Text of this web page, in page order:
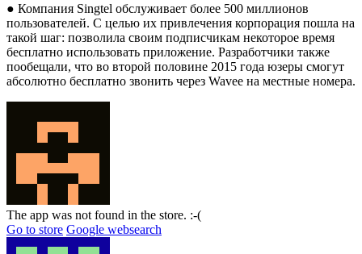
● Компания Singtel обслуживает более 500 миллионов
пользователей. С целью их привлечения корпорация пошла на
такой шаг: позволила своим подписчикам некоторое время
бесплатно использовать приложение. Разработчики также
пообещали, что во второй половине 2015 года юзеры смогут
абсолютно бесплатно звонить через Wavee на местные номера.
The app was not found in the store. :-(
Go to store Google websearch